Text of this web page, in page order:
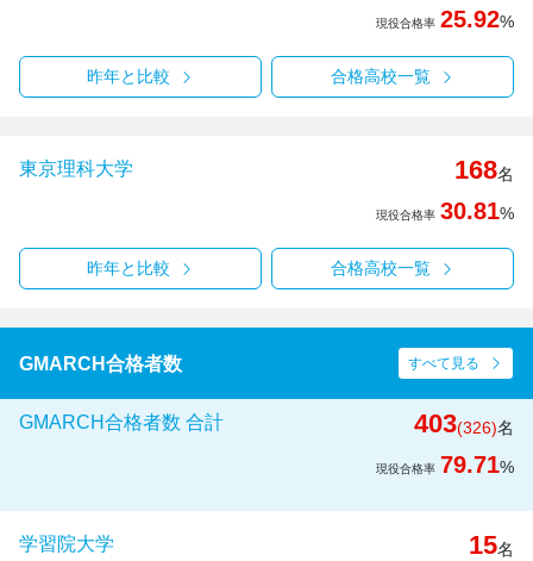
現役合格率 25.92%
昨年と比較 合格高校一覧
東京理科大学 168名
現役合格率 30.81%
昨年と比較 合格高校一覧
GMARCH合格者数 すべて見る
GMARCH合格者数 合計 403(326)名
現役合格率 79.71%
学習院大学 15名